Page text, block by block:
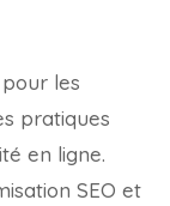
les
pratiques
en ligne.
SEO et